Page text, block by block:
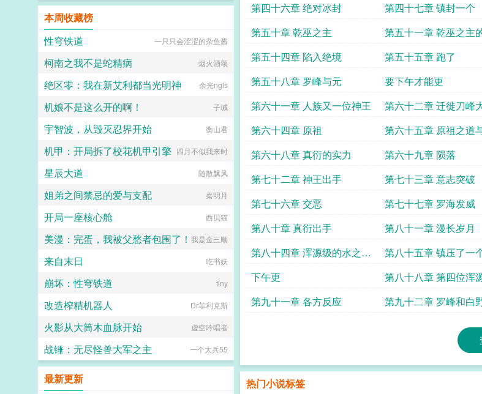
第四十六章 绝对冰封
第四十七章 镇封一个
第五十章 乾巫之主
第五十一章 乾巫之主
第五十四章 陷入绝境
第五十五章 跑了
第五十八章 罗峰与元
要下午才能更
第六十一章 人族又一位神王
第六十二章 迁徙刀峰
第六十四章 原祖
第六十五章 原祖之道
心中之刀
第六十八章 真衍的实力
第六十九章 陨落
第七十二章 神王出手
第七十三章 意志突破
第七十六章 交恶
第七十七章 罗海发威
第八十章 真衍出手
第八十一章 漫长岁月
第八十四章 浑源级的水之本
源力量
第八十五章 镇压了一
下午更
第八十八章 第四位浑
第九十一章 各方反应
第九十二章 罗峰和白
热门小说标签
本周收藏榜
性穹铁道
一只只会涩涩的杂鱼酱
柯南之我不是蛇精病 烟火酒颂
绝区零：我在新艾利都当光明神 余光ngls
机娘不是这么开的啊！ 子瑊
宇智波，从毁灭忍界开始 衡山君
机甲：开局拆了校花机甲引擎 四月不似我来时
星辰大道 随散飘风
姐弟之间禁忌的爱与支配 秦明月
开局一座核心舱 西贝猫
美漫：完蛋，我被父愁者包围了！ 我是金三顺
来自末日 吃书妖
崩坏：性穹铁道 tiny
改造榨精机器人 Dr菲利克斯
火影从大筒木血脉开始 虚空吟唱者
战锤：无尽怪兽大军之主 一个大兵55
最新更新